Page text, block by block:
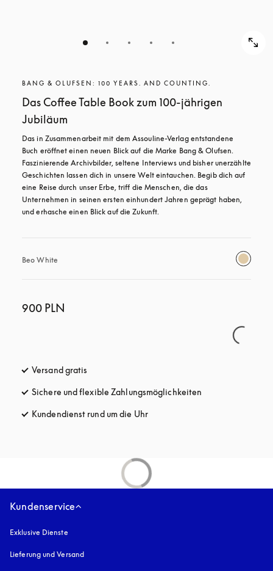
BANG & OLUFSEN: 100 YEARS. AND COUNTING.
Das Coffee Table Book zum 100-jährigen
Jubiläum
Das in Zusammenarbeit mit dem Assouline-Verlag entstandene
Buch eröffnet einen neuen Blick auf die Marke Bang & Olufsen.
Faszinierende Archivbilder, seltene Interviews und bisher unerzählte
Geschichten lassen dich in unsere Welt eintauchen. Begib dich auf
eine Reise durch unser Erbe, triff die Menschen, die das
Unternehmen in seinen ersten einhundert Jahren geprägt haben,
und erhasche einen Blick auf die Zukunft.
Beo White
900 PLN
Versand gratis
Sichere und flexible Zahlungsmöglichkeiten
Kundendienst rund um die Uhröffnet sich in einem neuen Tab
Kundenservice
Exklusive Dienste
Lieferung und Versand